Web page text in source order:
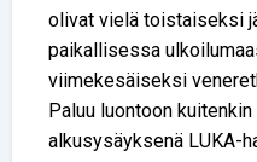
olivat vielä toistaiseksi
paikallisessa
viimekesäiseksi
Paluu luontoon
alkusysäyksenä LUKA-